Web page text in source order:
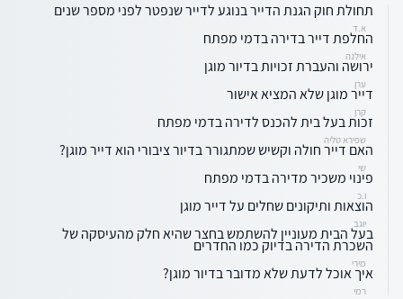
תחולת חוק הגנת הדייר בנוגע לדייר שנפטר לפני מספר שנים
א.ד
החלפת דייר בדירה בדמי מפתח
אילנה
ירושה והעברת זכויות בדיור מוגן
ערן
דייר מוגן שלא המציא אישור
קרן
זכות בעל בית להכנס לדירה בדמי מפתח
שפירא טליה
האם דייר חולה וקשיש שמתגורר בדיור ציבורי הוא דייר מוגן?
שי
פינוי משכיר מדירה בדמי מפתח
ו.כ
הוצאות ותיקונים שחלים על דייר מוגן
יוגב
בעל הבית מעוניין להשתמש בחצר שהיא חלק מהעיסקה של
השכרת הדירה בדיוק כמו החדרים
מירי
איך אוכל לדעת שלא מדובר בדיור מוגן?
רמי